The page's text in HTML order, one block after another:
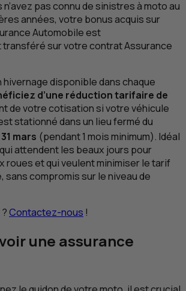
pas connu de sinistres à moto au
années, votre bonus acquis sur
Automobile est
sur votre contrat Assurance
hivernage disponible dans chaque
d’une réduction tarifaire de
de votre cotisation si votre véhicule
stationné dans un lieu fermé du
mars (pendant 1 mois minimum). Idéal
attendent les beaux jours pour
roues et qui veulent minimiser le tarif
sans compromis sur le niveau de
Contactez-nous !
une assurance